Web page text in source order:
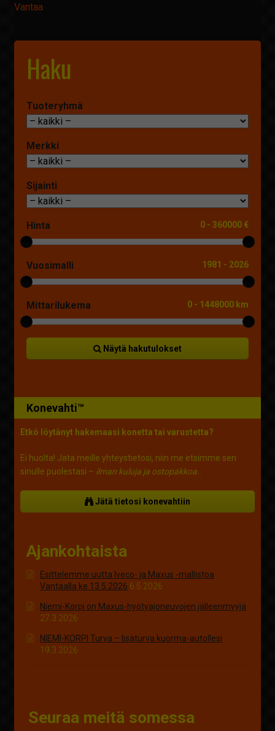
Vantaa
Haku
Tuoteryhmä
Merkki
Sijainti
0 -360000 €
Hinta
1981 - 2026
Vuosimalli
0 - 1448000 km
Mittarilukema
Näytä hakutulokset
Konevahti™
Etkö löytänyt hakemaasi konetta tai varustetta?
Ei huolta! Jätä meille yhteystietosi, niin me etsimme sen
sinulle puolestasi – ilman kuluja ja ostopakkoa.
Jätä tietosi konevahtiin
Ajankohtaista
Esittelemme uutta Iveco- ja Maxus -mallistoa
Vantaalla ke 13.5.2026 6.5.2026
Niemi-Korpi on Maxus-hyötyajoneuvojen jälleenmyyjä
27.3.2026
NIEMI-KORPI Turva – lisäturva kuorma-autollesi
19.3.2026
Seuraa meitä somessa